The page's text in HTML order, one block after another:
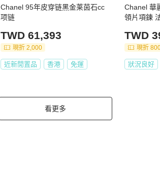
Chanel 95年皮穿链黑金莱茵石cc
项链
TWD 61,393
現折 2,000
近新閒置品 香港 免運
Chanel 華
領片項鍊
TWD
現折
狀況良好
看更多